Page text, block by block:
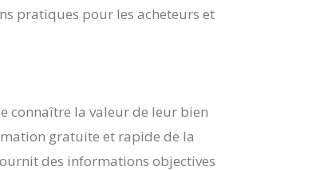
pratiques pour les acheteurs et
connaître la valeur de leur bien
gratuite et rapide de la
des informations objectives